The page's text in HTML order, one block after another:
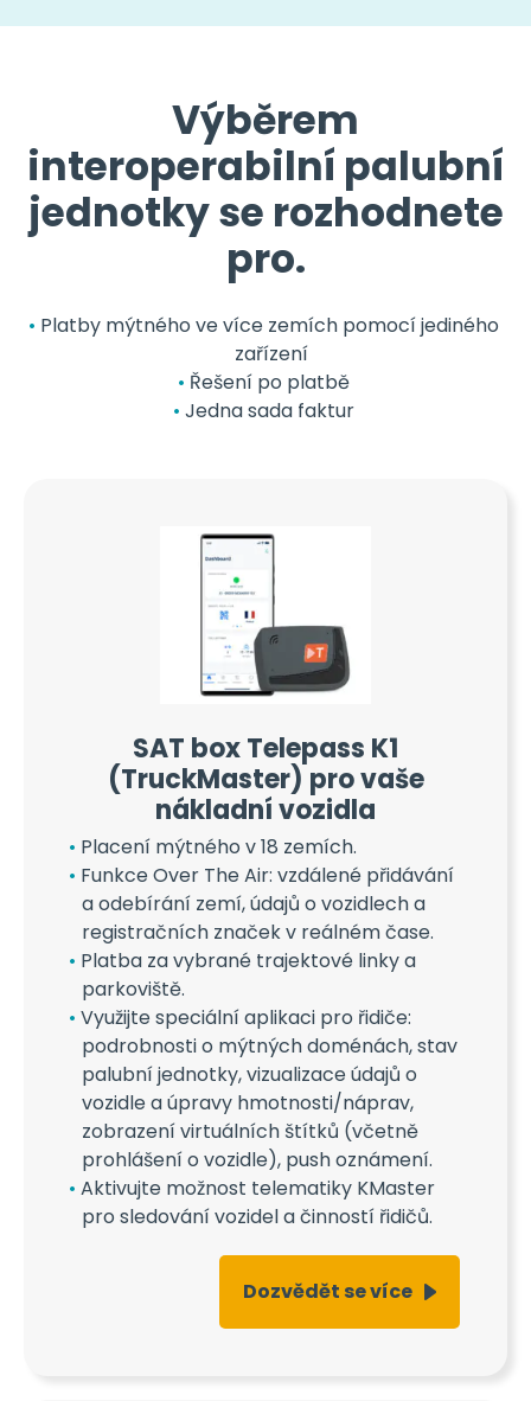
Výběrem
interoperabilní palubní
jednotky se rozhodnete
pro.
Platby mýtného ve více zemích pomocí jediného
zařízení
Řešení po platbě
Jedna sada faktur
SAT box Telepass K1
(TruckMaster) pro vaše
nákladní vozidla
Placení mýtného v 18 zemích.
Funkce Over The Air: vzdálené přidávání
a odebírání zemí, údajů o vozidlech a
registračních značek v reálném čase.
Platba za vybrané trajektové linky a
parkoviště.
Využijte speciální aplikaci pro řidiče:
podrobnosti o mýtných doménách, stav
palubní jednotky, vizualizace údajů o
vozidle a úpravy hmotnosti/náprav,
zobrazení virtuálních štítků (včetně
prohlášení o vozidle), push oznámení.
Aktivujte možnost telematiky KMaster
pro sledování vozidel a činností řidičů.
Dozvědět se více